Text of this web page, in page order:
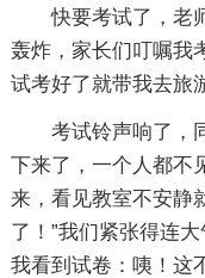
快要考试了，老
轰炸，家长们叮嘱我
试考好了就带我去旅
考试铃声响了，
下来了，一个人都不
来，看见教室不安静
了！”我们紧张得连
我看到试卷：咦！这